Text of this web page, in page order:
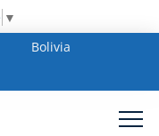
▼
Bolivia